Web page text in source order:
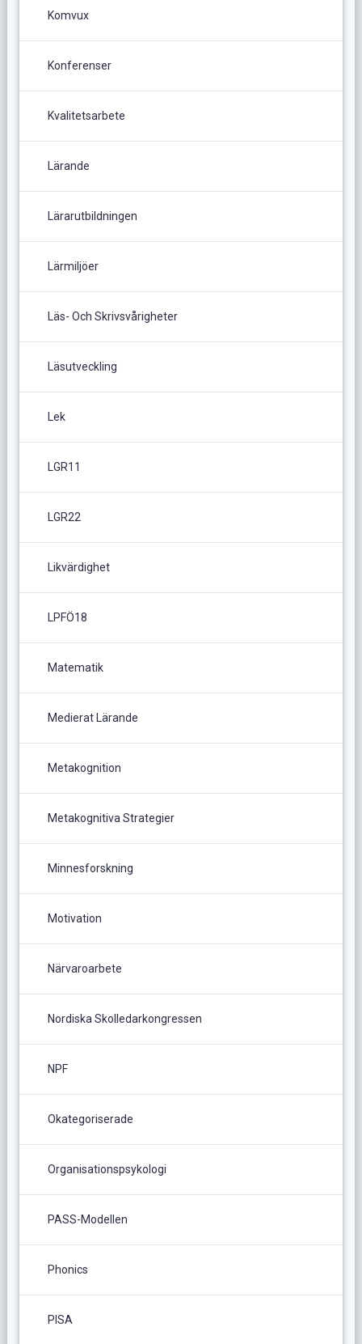
Komvux
Konferenser
Kvalitetsarbete
Lärande
Lärarutbildningen
Lärmiljöer
Läs- Och Skrivsvårigheter
Läsutveckling
Lek
LGR11
LGR22
Likvärdighet
LPFÖ18
Matematik
Medierat Lärande
Metakognition
Metakognitiva Strategier
Minnesforskning
Motivation
Närvaroarbete
Nordiska Skolledarkongressen
NPF
Okategoriserade
Organisationspsykologi
PASS-Modellen
Phonics
PISA